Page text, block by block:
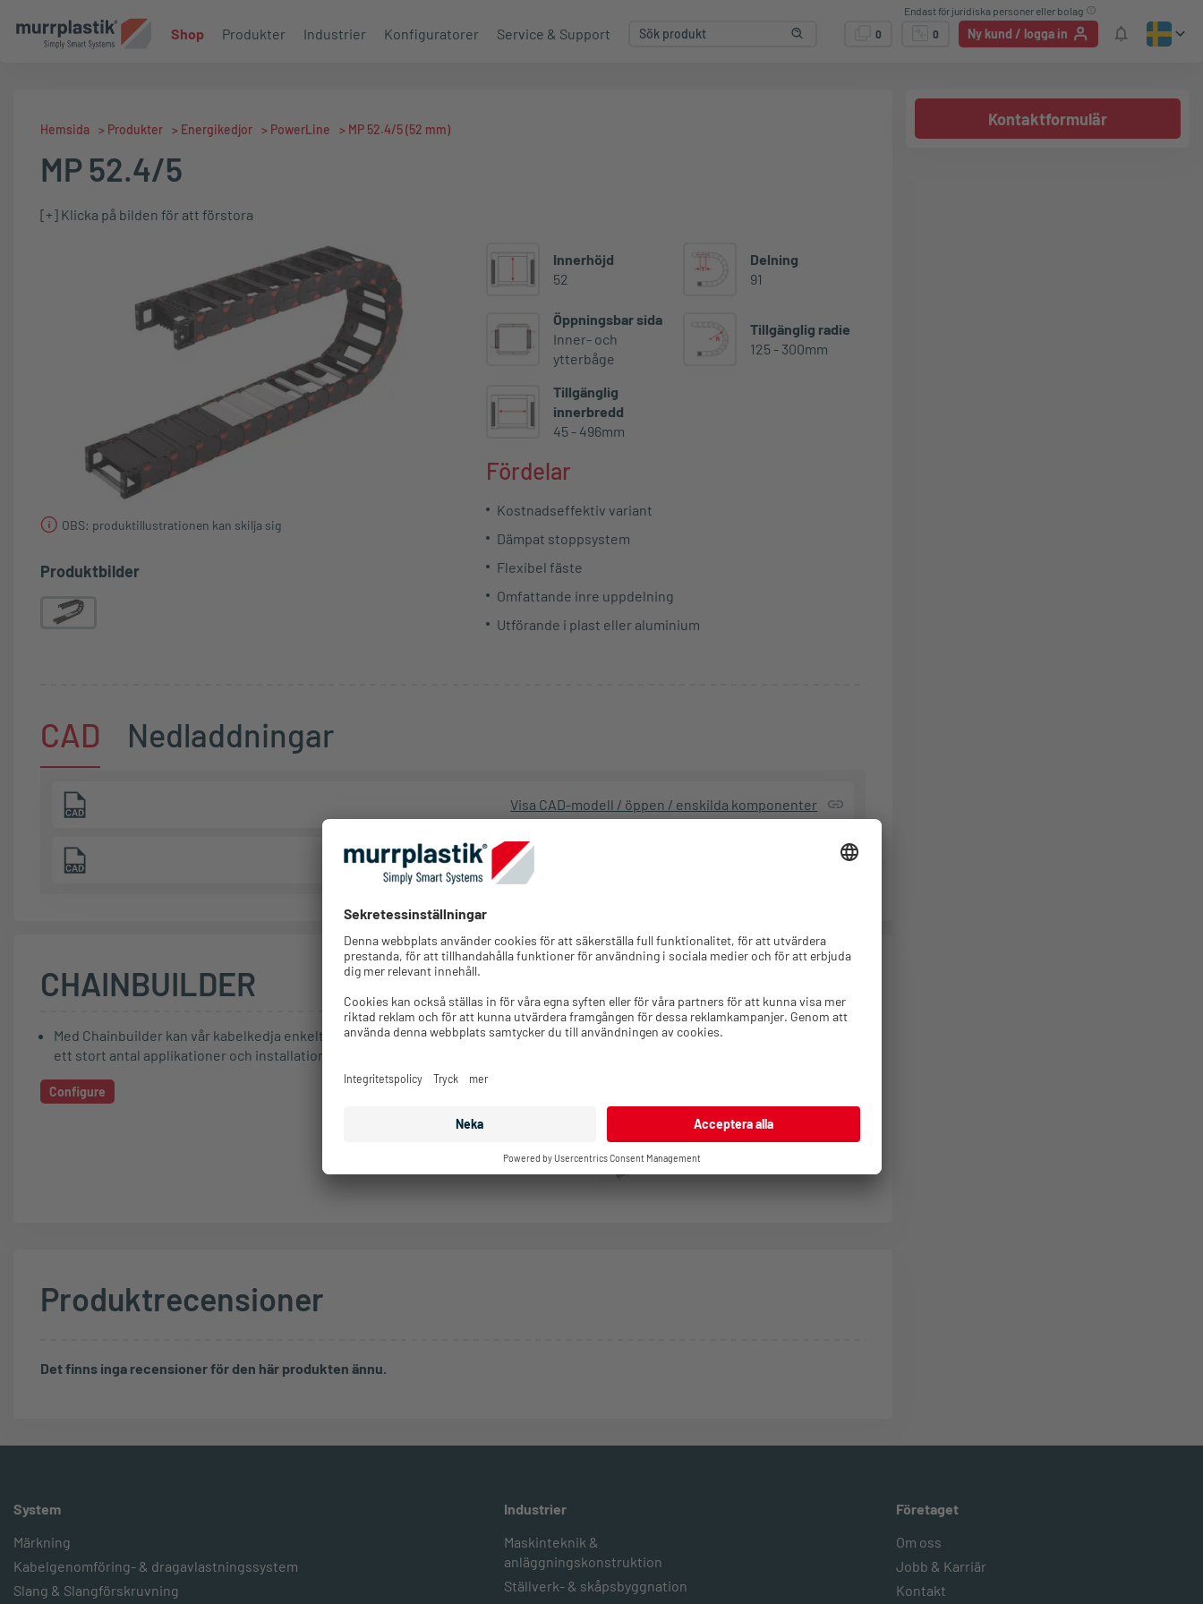
Shop Produkter Industrier Konfiguratorer Service & Support 0 0 Ny kund / logga in
Endast för juridiska personer eller bolag
Hemsida > Produkter > Energikedjor > PowerLine > MP 52.4/5 (52 mm)
MP 52.4/5
[+] Klicka på bilden för att förstora
OBS: produktillustrationen kan skilja sig
Produktbilder
Innerhöjd
52
Delning
91
Öppningsbar sida
Inner- och
ytterbåge
Tillgänglig radie
125 - 300mm
Tillgänglig
innerbredd
45 - 496mm
Fördelar
Kostnadseffektiv variant
Dämpat stoppsystem
Flexibel fäste
Omfattande inre uppdelning
Utförande i plast eller aluminium
CAD Nedladdningar
Visa CAD-modell / öppen / enskilda komponenter
CHAINBUILDER
Med Chainbuilder kan vår kabelkedja enkelt konfigureras online på några minuter för
ett stort antal applikationer och installationsvarianter.
Configure
Produktrecensioner
Det finns inga recensioner för den här produkten ännu.
Kontaktformulär
System
Märkning
Kabelgenomföring- & dragavlastningssystem
Slang & Slangförskruvning
Industrier
Maskinteknik &
anläggningskonstruktion
Ställverk- & skåpsbyggnation
Företaget
Om oss
Jobb & Karriär
Kontakt